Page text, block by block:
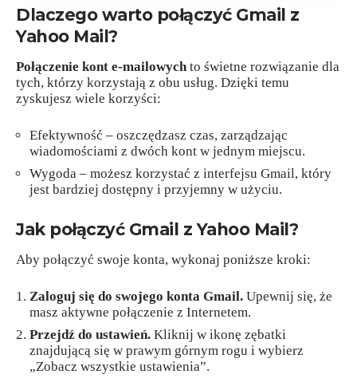
Dlaczego warto połączyć Gmail z
Yahoo Mail?
Połączenie kont e-mailowychto świetne rozwiązanie dla
tych, którzy korzystają z obu usług. Dzięki temu
zyskujesz wiele korzyści:
Efektywność – oszczędzasz czas, zarządzając
wiadomościami z dwóch kont w jednym miejscu.
Wygoda – możesz korzystać z interfejsu Gmail, który
jest bardziej dostępny i przyjemny w użyciu.
Jak połączyć Gmail z Yahoo Mail?
Aby połączyć swoje konta, wykonaj poniższe kroki:
Zaloguj się do swojego konta Gmail. Upewnij się, że
masz aktywne połączenie z Internetem.
Przejdź do ustawień. Kliknij w ikonę zębatki
znajdującą się w prawym górnym rogu i wybierz
„Zobacz wszystkie ustawienia”.